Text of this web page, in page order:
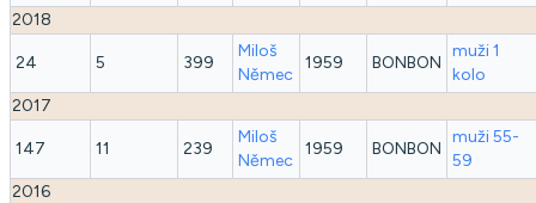
2018
24 5 399
Miloš
Němec
1959 BONBON
muži 1
kolo
2017
147 11 239
Miloš
Němec
1959 BONBON
muži 55-
59
2016